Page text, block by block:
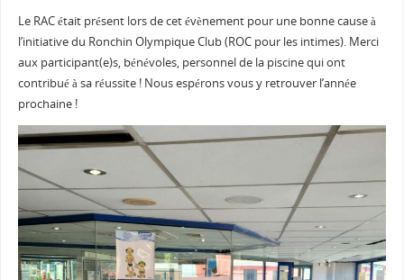
Le RAC était présent lors de cet évènement pour une bonne cause à
l’initiative du Ronchin Olympique Club (ROC pour les intimes). Merci
aux participant(e)s, bénévoles, personnel de la piscine qui ont
contribué à sa réussite ! Nous espérons vous y retrouver l’année
prochaine !